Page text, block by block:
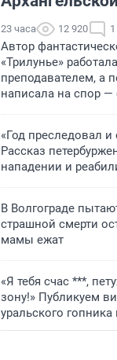
23 часа 12 920 1
Автор
«Трилунье»
преподавателем, а
написала на спор —
«Год преследовал
Рассказ
нападении и
В Волгограде
страшной смерти
мамы ежат
«Я тебя счас ***,
зону!» Публикуем
уральского